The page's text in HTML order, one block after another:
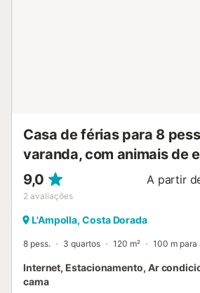
Casa de férias para 8
varanda, com animais de
9,0
2 avaliações
A partir
L'Ampolla, Costa Dorada
8 pess. 3 quartos 120 m² 100 m para
Internet, Estacionamento, Ar
cama